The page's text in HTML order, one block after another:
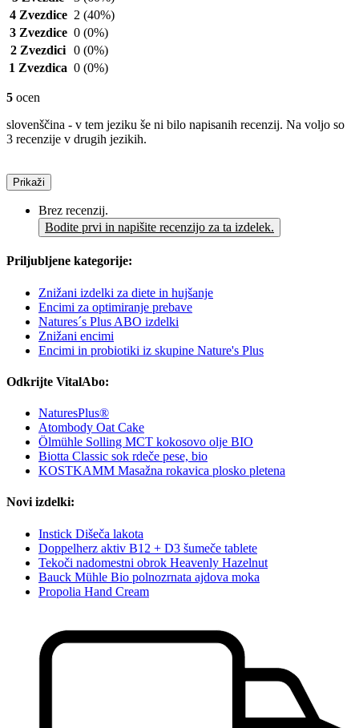
4 Zvezdice 2 (40%)
3 Zvezdice 0 (0%)
2 Zvezdici 0 (0%)
1 Zvezdica 0 (0%)
5 ocen
slovenščina - v tem jeziku še ni bilo napisanih recenzij. Na voljo so
3 recenzije v drugih jezikih.
Prikaži
Brez recenzij.
Bodite prvi in napišite recenzijo za ta izdelek.
Priljubljene kategorije:
Znižani izdelki za diete in hujšanje
Encimi za optimiranje prebave
Natures´s Plus ABO izdelki
Znižani encimi
Encimi in probiotiki iz skupine Nature's Plus
Odkrijte VitalAbo:
NaturesPlus®
Atombody Oat Cake
Ölmühle Solling MCT kokosovo olje BIO
Biotta Classic sok rdeče pese, bio
KOSTKAMM Masažna rokavica plosko pletena
Novi izdelki:
Instick Dišeča lakota
Doppelherz aktiv B12 + D3 šumeče tablete
Tekoči nadomestni obrok Heavenly Hazelnut
Bauck Mühle Bio polnozrnata ajdova moka
Propolia Hand Cream